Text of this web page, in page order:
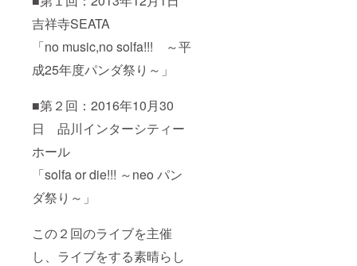
吉祥寺SEATA
「no music,no solfa!!! ～平
成25年度パンダ祭り～」
■第２回：2016年10月30
日 品川インターシティー
ホール
「solfa or die!!! ～neo パン
ダ祭り～」
この２回のライブを主催
し、ライブをする素晴らし